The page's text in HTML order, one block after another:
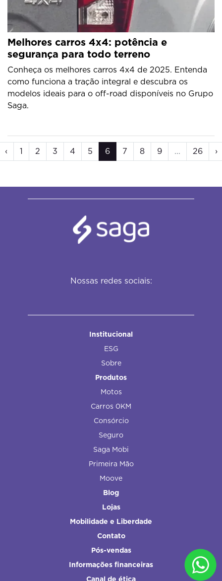
Melhores carros 4x4: potência e
segurança para todo terreno
Conheça os melhores carros 4x4 de 2025. Entenda
como funciona a tração integral e descubra os
modelos ideais para o off-road disponíveis no Grupo
Saga.
‹ 1 2 3 4 5 6 7 8 9 ... 26 ›
Nossas redes sociais:
Institucional
ESG
Sobre
Produtos
Motos
Carros 0KM
Consórcio
Seguro
Saga Mobi
Primeira Mão
Moove
Blog
Lojas
Mobilidade e Liberdade
Contato
Pós-vendas
Informações financeiras
Canal de ética